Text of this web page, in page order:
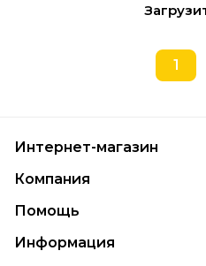
1
Интернет-магазин
Компания
Помощь
Информация